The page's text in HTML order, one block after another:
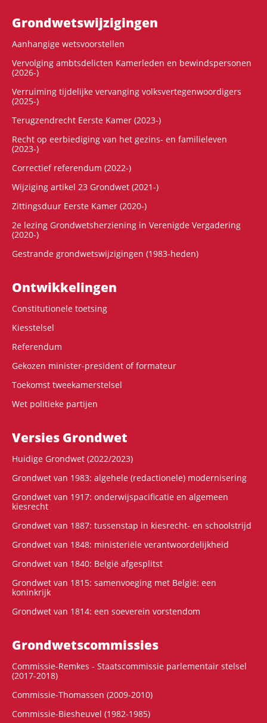
Grondwets­wijzigingen
Aanhangige wetsvoorstellen
Vervolging ambtsdelicten Kamerleden en bewindspersonen
(2026-)
Verruiming tijdelijke vervanging volksvertegenwoordigers
(2025-)
Terugzendrecht Eerste Kamer (2023-)
Recht op eerbiediging van het gezins- en familieleven
(2023-)
Correctief referendum (2022-)
Wijziging artikel 23 Grondwet (2021-)
Zittingsduur Eerste Kamer (2020-)
2e lezing Grondwetsherziening in Verenigde Vergadering
(2020-)
Gestrande grondwetswijzigingen (1983-heden)
Ontwikke­lingen
Constitutionele toetsing
Kiesstelsel
Referendum
Gekozen minister-president of formateur
Toekomst tweekamerstelsel
Wet politieke partijen
Versies Grondwet
Huidige Grondwet (2022/2023)
Grondwet van 1983: algehele (redactionele) modernisering
Grondwet van 1917: onderwijspacificatie en algemeen
kiesrecht
Grondwet van 1887: tussenstap in kiesrecht- en schoolstrijd
Grondwet van 1848: ministeriële verantwoordelijkheid
Grondwet van 1840: België afgesplitst
Grondwet van 1815: samenvoeging met België: een
koninkrijk
Grondwet van 1814: een soeverein vorstendom
Grondwets­commissies
Commissie-Remkes - Staatscommissie parlementair stelsel
(2017-2018)
Commissie-Thomassen (2009-2010)
Commissie-Biesheuvel (1982-1985)